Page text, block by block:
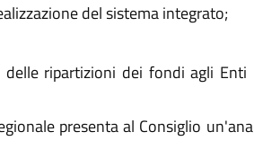
del sistema integrato;
ripartizioni dei fondi agli
presenta al Consiglio